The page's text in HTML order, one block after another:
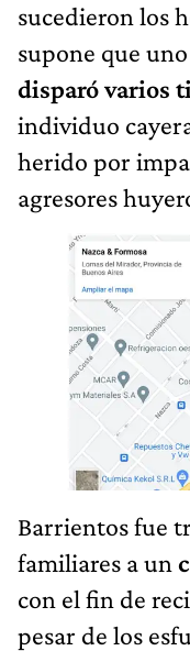
sucedieron los
supone que
disparó varios
individuo
herido por
agresores
Barrientos fue
familiares a un
con el fin de
pesar de los